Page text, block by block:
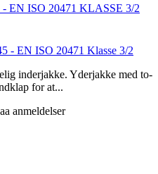
- EN ISO 20471 Klasse 3/2
inderjakke. Yderjakke med to-
for at...
anmeldelser